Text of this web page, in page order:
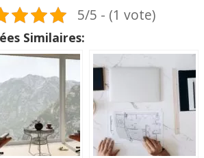
5/5 - (1 vote)
Similaires: